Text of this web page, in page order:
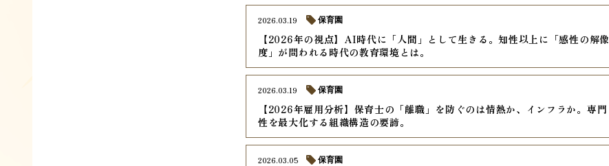
【2026年の視点】AI時代に「人間」として生きる。知性以上に「感性の解像
度」が問われる時代の教育環境とは。
2026.03.19 保育園
【2026年雇用分析】保育士の「離職」を防ぐのは情熱か、インフラか。専門
性を最大化する組織構造の要諦。
2026.03.19 保育園
2026.03.05 保育園